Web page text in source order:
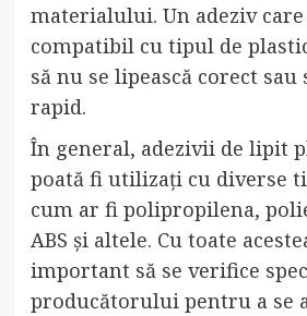
materialului. Un adeziv
compatibil cu tipul de
să nu se lipească corect sau
rapid.
În general, adezivii de lipit
poată fi utilizați cu diverse
cum ar fi polipropilena,
ABS și altele. Cu toate
important să se verifice
producătorului pentru a se